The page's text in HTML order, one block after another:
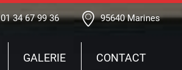
01 34 67 99 36 95640 Marines
GALERIE CONTACT